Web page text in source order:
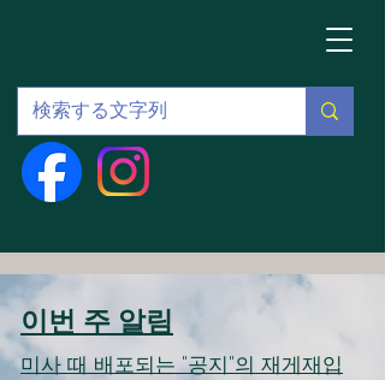
이번 주 알림
미사 때 배포되는 "공지"의 재게재입